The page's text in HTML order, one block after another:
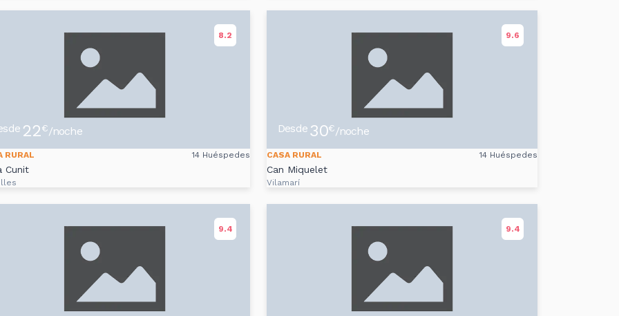
8.2
22€/noche
RURAL 14 Huéspedes
Cunit
9.6
Desde 30€/noche
CASA RURAL 14 Huéspedes
Can Miquelet
Vilamarí
9.4 9.4